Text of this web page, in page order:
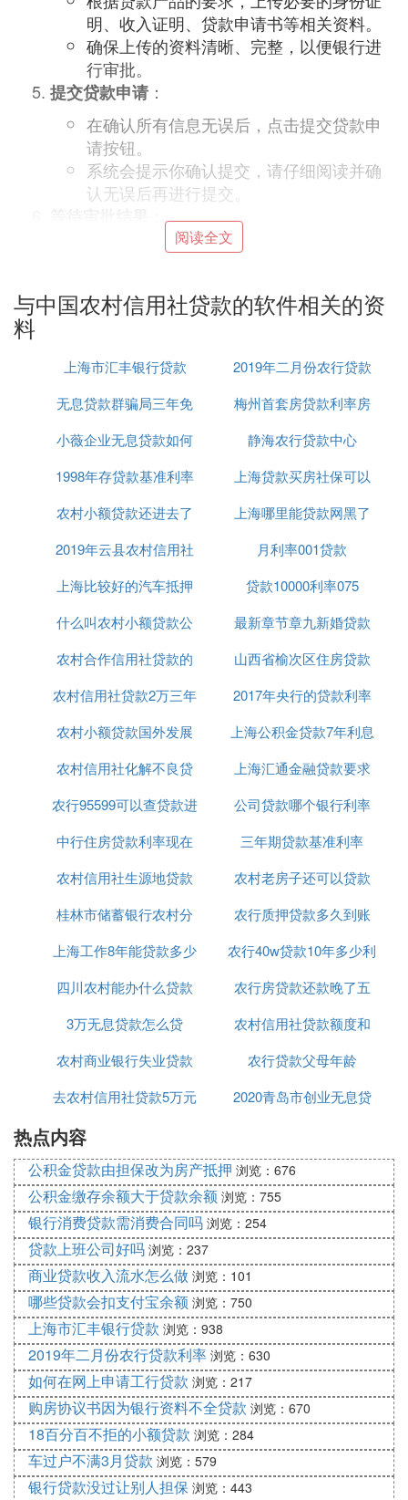
明、收入证明、贷款申请书等相关资料。
确保上传的资料清晰、完整，以便银行进
行审批。
提交贷款申请 ：
在确认所有信息无误后，点击提交贷款申
请按钮。
系统会提示你确认提交，请仔细阅读并确
认无误后再进行提交。
提交申请后，你需要等待农村信用社进行
审批时间可能因不同产品和地区而有所差
异，请耐心等待。
审批通过后，你会收到农村信用社的通
知，告知贷款已经批准。
根据通知要求，前往农村信用社营业厅或
按照指示完成后续手续，如签订贷款合
贷款的一般流程，但具体步骤可能因不同地区的农村
信用社和不同的贷款产品而有所差异。因此，在实际
操作中，请务必按照当地农村信用社的要求和流程进
行办理。同时，为了保障个人信息安全和资金安全，
请务必确保在正规渠道下载并安装农村信用社的手机
银行APP，并妥善保管好个人信息和账户密码。
B. 农村信用社在手机上怎么贷款
app进行操作，具体步骤如下
：
打开安徽农金手机银行
首先，确保您的手机上已安装安徽农金手机银行
并安装。
进入金农易贷服务：
打开安徽农金手机银行app后，在首页或相关服
选择金农信e贷选项
在贷款页面，找到并点击【金农信e贷】选项。
这是农村信用社提供的线上贷款产品之一。
查看并申请贷款：
进入金农信e贷页面后，仔细阅读贷款详情，确
认无误后点击【立即申请】选项。按照页面提示
填写相关信息，并提交贷款申请。
完成申请后放款：
申请提交后，返回贷款页面，点击【放款】选
项。此时，系统会对您的贷款申请进行审核。
签订贷款合同并确认金额与期限
审核通过后，进入贷款合同页面。选择【我的贷
款合同】，并仔细阅读合同条款。确认无误后，
输入您希望的【贷款金额】和【期限】，点击下
一步完成贷款合同的签订。
注意事项：
在申请贷款前，请确保您已具备农村信用社要求
的贷款条件，如良好的信用记录、稳定的收入来
源等。
贷款金额和期限需根据您的实际需求和还款能力
阅读全文
与中国农村信用社贷款的软件相关的资
料
上海市汇丰银行贷款
2019年二月份农行贷款
利率
无息贷款群骗局三年免
息
梅州首套房贷款利率房
贷上浮25
小薇企业无息贷款如何
贷款
静海农行贷款中心
1998年存贷款基准利率
上海贷款买房社保可以
补交吗
农村小额贷款还进去了
还可以再贷吗
上海哪里能贷款网黑了
已经
2019年云县农村信用社
贷款要求
月利率001贷款
上海比较好的汽车抵押
贷款平台
贷款10000利率075
什么叫农村小额贷款公
司有哪些
最新章节章九新婚贷款
无息贷款
农村合作信用社贷款的
利息率
山西省榆次区住房贷款
利率
农村信用社贷款2万三年
还利率多少
2017年央行的贷款利率
农村小额贷款国外发展
趋势
上海公积金贷款7年利息
多少
农村信用社化解不良贷
款的办法
上海汇通金融贷款要求
条件是什么意思
农行95599可以查贷款进
度吗
公司贷款哪个银行利率
低
中行住房贷款利率现在
多少2020年
三年期贷款基准利率
2018最新
农村信用社生源地贷款
毕业确认
农村老房子还可以贷款
吗
桂林市储蓄银行农村分
行贷款
农行质押贷款多久到账
上海工作8年能贷款多少
农行40w贷款10年多少利
息
四川农村能办什么贷款
买房
农行房贷款还款晚了五
天
3万无息贷款怎么贷
农村信用社贷款额度和
利息
农村商业银行失业贷款
利率
农行贷款父母年龄
去农村信用社贷款5万元
一年利息要多少钱
2020青岛市创业无息贷
热点内容
公积金贷款由担保改为房产抵押 浏览：676
公积金缴存余额大于贷款余额 浏览：755
银行消费贷款需消费合同吗 浏览：254
贷款上班公司好吗 浏览：237
商业贷款收入流水怎么做 浏览：101
哪些贷款会扣支付宝余额 浏览：750
上海市汇丰银行贷款 浏览：938
2019年二月份农行贷款利率 浏览：630
如何在网上申请工行贷款 浏览：217
购房协议书因为银行资料不全贷款 浏览：670
18百分百不拒的小额贷款 浏览：284
车过户不满3月贷款 浏览：579
银行贷款没过让别人担保 浏览：443